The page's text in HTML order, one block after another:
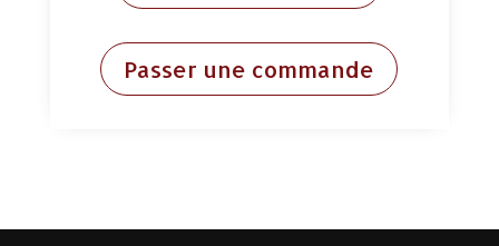
Passer une commande